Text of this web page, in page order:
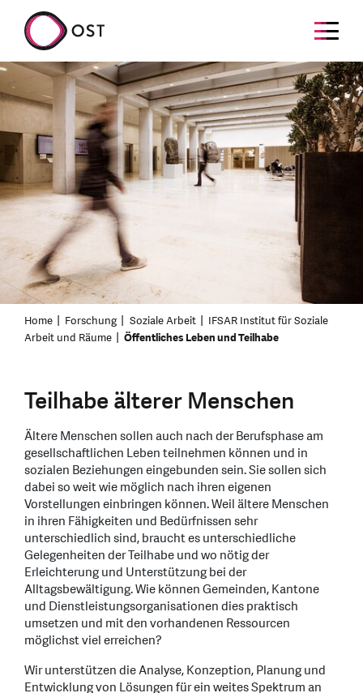
Home Forschung Soziale Arbeit
IFSAR Institut für Soziale
Arbeit und Räume
Öffentliches Leben und Teilhabe
Teilhabe älterer Menschen
Ältere Menschen sollen auch nach der Berufsphase am
gesellschaftlichen Leben teilnehmen können und in
sozialen Beziehungen eingebunden sein. Sie sollen sich
dabei so weit wie möglich nach ihren eigenen
Vorstellungen einbringen können. Weil ältere Menschen
in ihren Fähigkeiten und Bedürfnissen sehr
unterschiedlich sind, braucht es unterschiedliche
Gelegenheiten der Teilhabe und wo nötig der
Erleichterung und Unterstützung bei der
Alltagsbewältigung. Wie können Gemeinden, Kantone
und Dienstleistungsorganisationen dies praktisch
umsetzen und mit den vorhandenen Ressourcen
möglichst viel erreichen?
Wir unterstützen die Analyse, Konzeption, Planung und
Entwicklung von Lösungen für ein weites Spektrum an